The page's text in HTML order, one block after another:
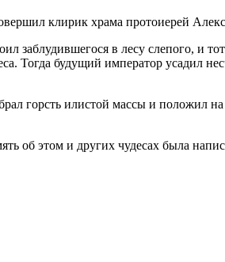
клирик храма протоиерей
заблудившегося в лесу слепого, и
Тогда будущий император усадил
горсть илистой массы и положил
об этом и других чудесах была